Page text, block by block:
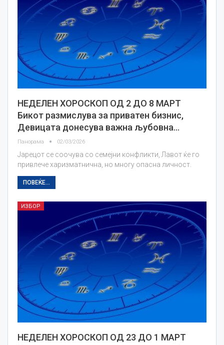
НЕДЕЛЕН ХОРОСКОП ОД 2 ДО 8 МАРТ
Бикот размислува за приватен бизнис,
Девицата донесува важна љубовна…
Панорама 02/03/2026
Јарецот се соочува со семејни конфликти, Лавот ќе го
привлече харизматнична, но многу опасна личност.
ПОВЕЌЕ...
ИЗБОР
НЕДЕЛЕН ХОРОСКОП ОД 23 ДО 1 МАРТ